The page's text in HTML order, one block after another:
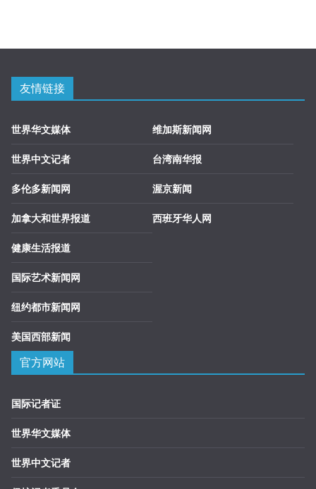
友情链接
世界华文媒体
世界中文记者
多伦多新闻网
加拿大和世界报道
健康生活报道
国际艺术新闻网
纽约都市新闻网
美国西部新闻
维加斯新闻网
台湾南华报
渥京新闻
西班牙华人网
官方网站
国际记者证
世界华文媒体
世界中文记者